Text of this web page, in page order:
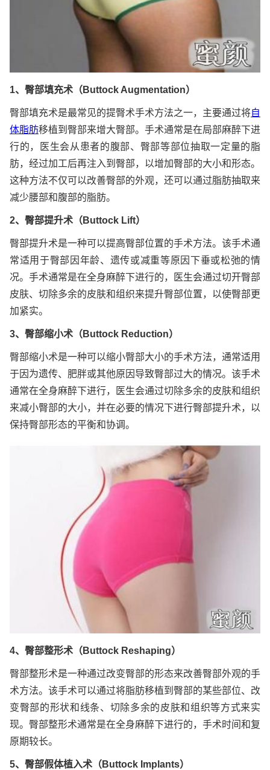
1、臀部填充术（Buttock Augmentation）
臀部填充术是最常见的提臀术手术方法之一，主要通过将自
体脂肪移植到臀部来增大臀部。手术通常是在局部麻醉下进
行的，医生会从患者的腹部、臀部等部位抽取一定量的脂
肪，经过加工后再注入到臀部，以增加臀部的大小和形态。
这种方法不仅可以改善臀部的外观，还可以通过脂肪抽取来
减少腰部和腹部的脂肪。
2、臀部提升术（Buttock Lift）
臀部提升术是一种可以提高臀部位置的手术方法。该手术通
常适用于臀部因年龄、遗传或减重等原因下垂或松弛的情
况。手术通常是在全身麻醉下进行的，医生会通过切开臀部
皮肤、切除多余的皮肤和组织来提升臀部位置，以使臀部更
加紧实。
3、臀部缩小术（Buttock Reduction）
臀部缩小术是一种可以缩小臀部大小的手术方法，通常适用
于因为遗传、肥胖或其他原因导致臀部过大的情况。该手术
通常在全身麻醉下进行，医生会通过切除多余的皮肤和组织
来减小臀部的大小，并在必要的情况下进行臀部提升术，以
保持臀部形态的平衡和协调。
4、臀部整形术（Buttock Reshaping）
臀部整形术是一种通过改变臀部的形态来改善臀部外观的手
术方法。该手术可以通过将脂肪移植到臀部的某些部位、改
变臀部的形状和线条、切除多余的皮肤和组织等方式来实
现。臀部整形术通常是在全身麻醉下进行的，手术时间和复
原期较长。
5、臀部假体植入术（Buttock Implants）